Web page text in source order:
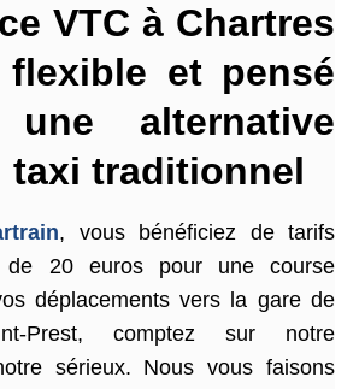
VTC à Chartres
flexible et pensé
une alternative
taxi traditionnel
, vous bénéficiez de tarifs
20 euros pour une course
déplacements vers la gare de
Prest, comptez sur notre
sérieux. Nous vous faisons